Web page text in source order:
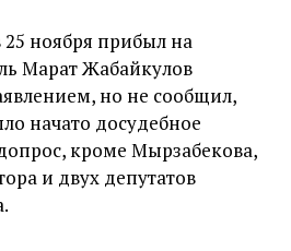
ноября прибыл на
Марат Жабайкулов
но не сообщил,
начато досудебное
кроме Мырзабекова,
и двух депутатов